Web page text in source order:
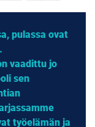
pulassa ovat
vaadittu jo
sen
työelämän ja